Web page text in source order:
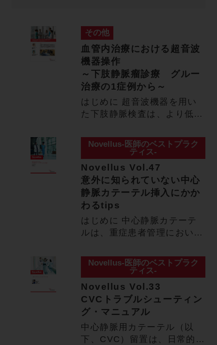
その他
血管内治療における超音波
機器操作
～下肢静脈瘤診療 グルー
治療の1症例から～
はじめに 超音波機器を用い
た下肢静脈検査は、より低侵
こ…
Novellus-医師のベストプラク
ティス-
Novellus Vol.47
意外に知られていない中心
静脈カテーテル挿入にかか
わるtips
はじめに 中心静脈カテーテ
ルは、重症患者管理において
の…
Novellus-医師のベストプラク
ティス-
Novellus Vol.33
CVCトラブルシューティン
グ・マニュアル
中心静脈用カテーテル（以
下、CVC）留置は、日常的に